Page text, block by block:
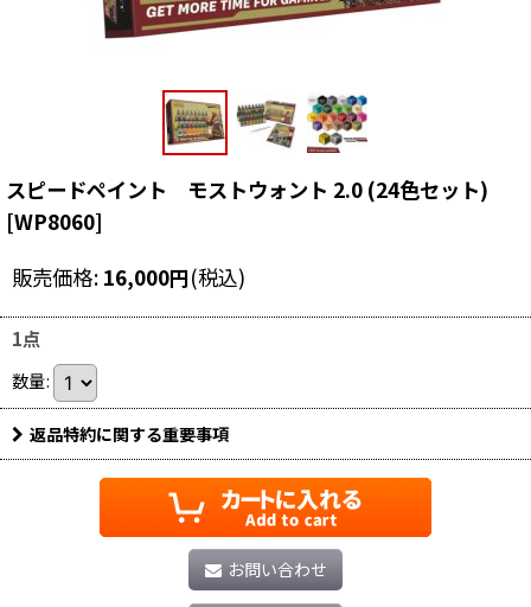
スピードペイント モストウォント 2.0 (24色セット)
[WP8060]
販売価格: 16,000円(税込)
1点
数量:
返品特約に関する重要事項
お問い合わせ